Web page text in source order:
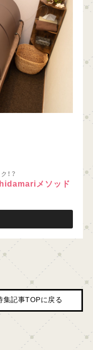
！？
メソッド
集記事TOPに戻る